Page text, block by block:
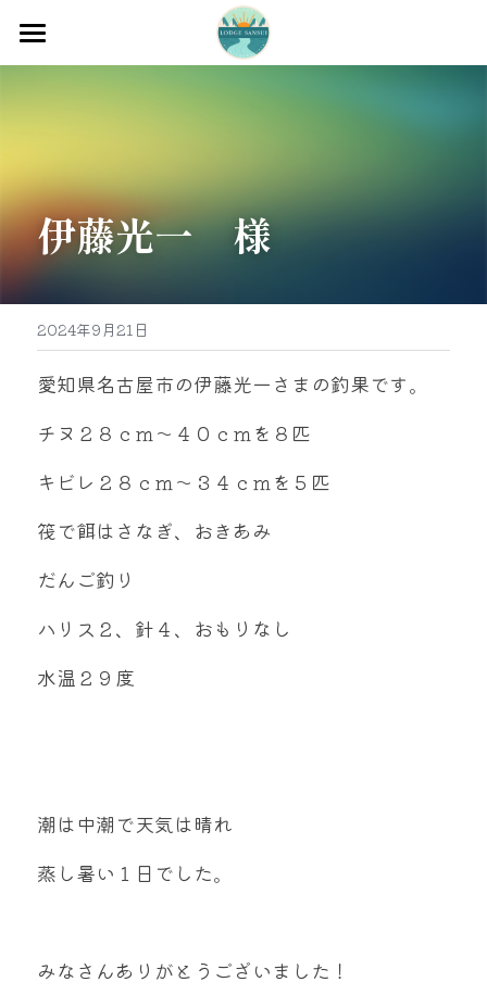
ホーム
牡蠣販売
グッズ販売
駐車場
お問い合わせ
0597-32-0573
mtok0617love@yahoo.co.jp
お問い合わせ
伊藤光一　様
2024年9月21日
愛知県名古屋市の伊藤光一さまの釣果です。
チヌ２８ｃｍ～４０ｃｍを８匹
キビレ２８ｃｍ～３４ｃｍを５匹
筏で餌はさなぎ、おきあみ
だんご釣り
ハリス２、針４、おもりなし
水温２９度
潮は中潮で天気は晴れ
蒸し暑い１日でした。
みなさんありがとうございました！